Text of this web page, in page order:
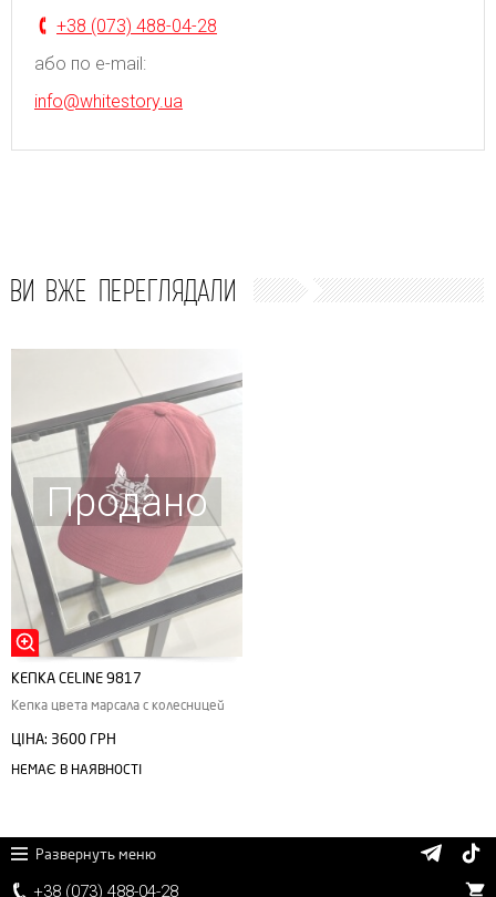
+38 (073) 488-04-28
+38 (073) 488-04-28
або по e-mail:
info@whitestory.ua
ВИ ВЖЕ ПЕРЕГЛЯДАЛИ
Продано
КЕПКА CЕLINE 9817
Кепка цвета марсала с колесницей
ЦІНА: 3600 ГРН
НЕМАЄ В НАЯВНОСТІ
Развернуть меню